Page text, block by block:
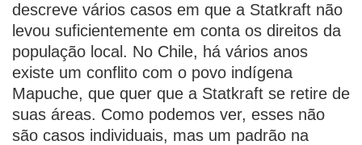
descreve vários casos em que a Statkraft não
levou suficientemente em conta os direitos da
população local. No Chile, há vários anos
existe um conflito com o povo indígena
Mapuche, que quer que a Statkraft se retire de
suas áreas. Como podemos ver, esses não
são casos individuais, mas um padrão na